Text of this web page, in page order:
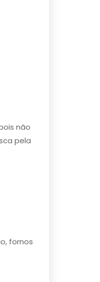
não
pela
fornos